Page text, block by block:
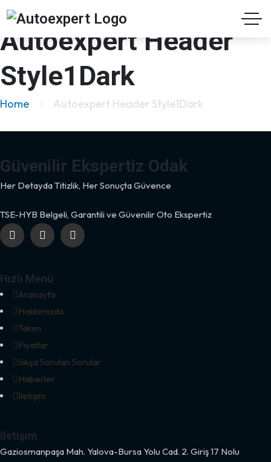
Autoexpert Header
Style1Dark
Home Autoexpert Header Style1Dark
Güvenilir Ekspertiz Odak
Her Detayda Titizlik, Her Sonuçta Güvence
TSE-HYB Belgeli, Garantili ve Güvenilir Oto Ekspertiz
Hızlı Menü
Anasayfa
Hakkımızda
Takım
Fiyatlar
Sıkça Sorulan Sorular
Haberler
İletişim
İletişim
Gaziosmanpaşa Mah. Yalova-Bursa Yolu Cad. 2. Giriş 17 Nolu